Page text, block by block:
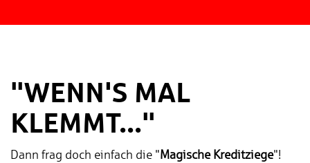
"WENN'S MAL
KLEMMT..."
Dann frag doch einfach die "Magische Kreditziege"!